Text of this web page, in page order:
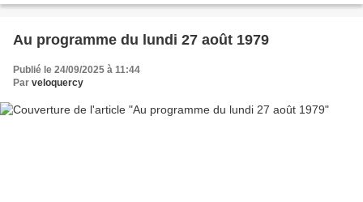
Au programme du lundi 27 août 1979
Publié le 24/09/2025 à 11:44
Par veloquercy